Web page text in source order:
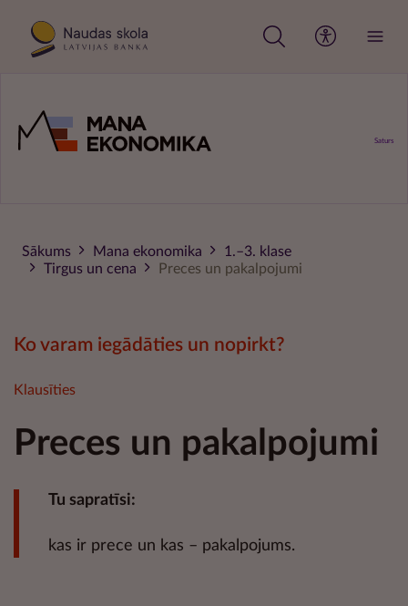
Saturs
Sākums Mana ekonomika
1.–3. klase
Tirgus un cena
Preces un pakalpojumi
Ko varam iegādāties un nopirkt?
Klausīties
Preces un pakalpojumi
Tu sapratīsi:
kas ir prece un kas – pakalpojums.